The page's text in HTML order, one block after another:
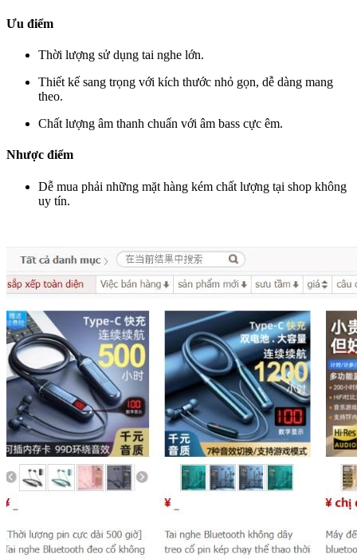
Ưu điểm
Thời lượng sử dụng tai nghe lớn.
Thiết kế sang trọng với kích thước nhỏ gọn, dễ dàng mang
theo.
Chất lượng âm thanh chuẩn với âm bass cực êm.
Nhược điểm
Dễ mua phải những mặt hàng kém chất lượng tại shop không
uy tín.